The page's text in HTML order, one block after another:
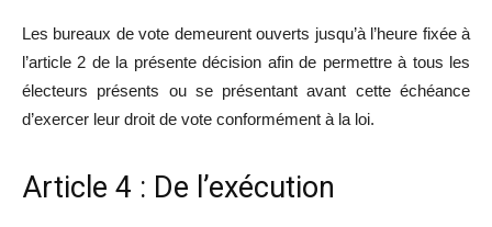
Les bureaux de vote demeurent ouverts jusqu’à l’heure fixée à
l’article 2 de la présente décision afin de permettre à tous les
électeurs présents ou se présentant avant cette échéance
d’exercer leur droit de vote conformément à la loi.
Article 4 : De l’exécution